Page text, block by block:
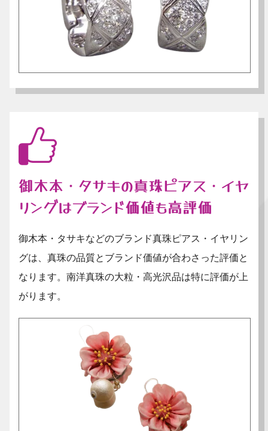
御木本・タサキの真珠ピアス・イヤ
リングはブランド価値も高評価
御木本・タサキなどのブランド真珠ピアス・イヤリン
グは、真珠の品質とブランド価値が合わさった評価と
なります。南洋真珠の大粒・高光沢品は特に評価が上
がります。